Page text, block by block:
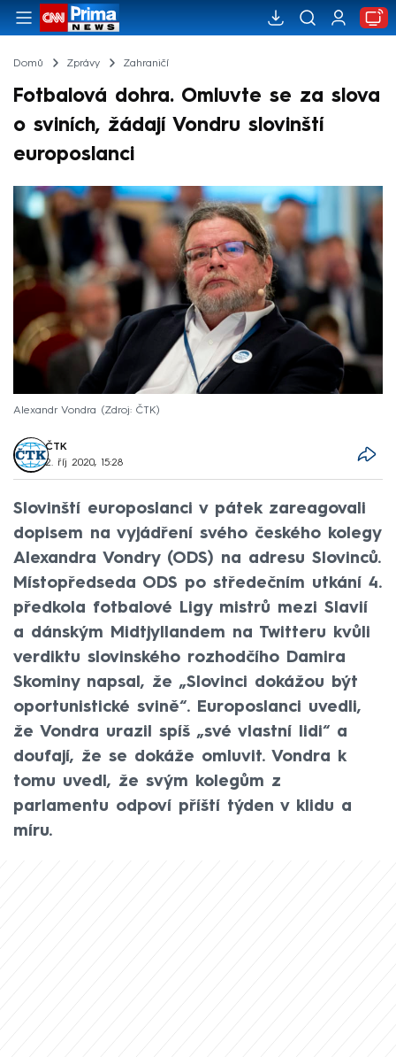
Domů Zprávy Zahraničí
Fotbalová dohra. Omluvte se za slova
o sviních, žádají Vondru slovinští
europoslanci
Alexandr Vondra Zdroj: ČTK
ČTK
2. říj 2020, 15:28
Slovinští europoslanci v pátek zareagovali
dopisem na vyjádření svého českého kolegy
Alexandra Vondry (ODS) na adresu Slovinců.
Místopředseda ODS po středečním utkání 4.
předkola fotbalové Ligy mistrů mezi Slavií
a dánským Midtjyllandem na Twitteru kvůli
verdiktu slovinského rozhodčího Damira
Skominy napsal, že „Slovinci dokážou být
oportunistické svině“. Europoslanci uvedli,
že Vondra urazil spíš „své vlastní lidi“ a
doufají, že se dokáže omluvit. Vondra k
tomu uvedl, že svým kolegům z
parlamentu odpoví příští týden v klidu a
míru.